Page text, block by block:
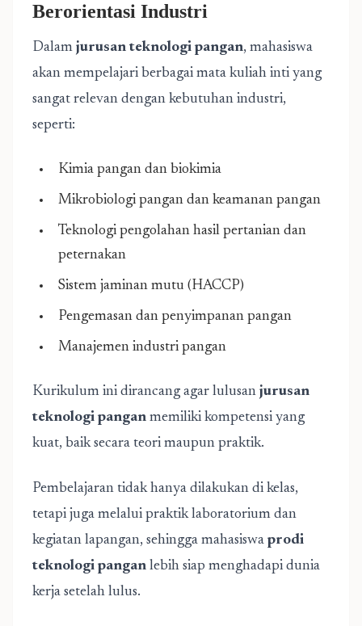
Berorientasi Industri
Dalam jurusan teknologi pangan, mahasiswa
akan mempelajari berbagai mata kuliah inti yang
sangat relevan dengan kebutuhan industri,
seperti:
Kimia pangan dan biokimia
Mikrobiologi pangan dan keamanan pangan
Teknologi pengolahan hasil pertanian dan
peternakan
Sistem jaminan mutu (HACCP)
Pengemasan dan penyimpanan pangan
Manajemen industri pangan
Kurikulum ini dirancang agar lulusan jurusan
teknologi pangan memiliki kompetensi yang
kuat, baik secara teori maupun praktik.
Pembelajaran tidak hanya dilakukan di kelas,
tetapi juga melalui praktik laboratorium dan
kegiatan lapangan, sehingga mahasiswa prodi
teknologi pangan lebih siap menghadapi dunia
kerja setelah lulus.